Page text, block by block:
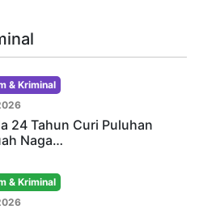
& Kriminal
24 Tahun Curi Puluhan
Naga…
& Kriminal